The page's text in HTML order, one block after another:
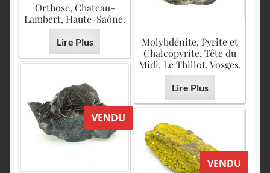
Orthose, Chateau-
Lambert, Haute-Saône.
Lire Plus
Molybdénite, Pyrite et
Chalcopyrite, Tête du
Midi, Le Thillot, Vosges.
Lire Plus
VENDU
VENDU